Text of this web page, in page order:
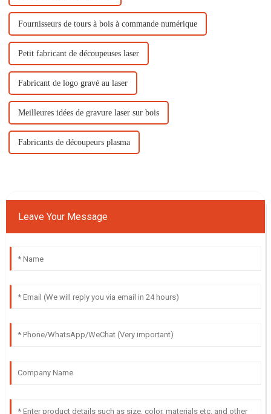
Fournisseurs de tours à bois à commande numérique
Petit fabricant de découpeuses laser
Fabricant de logo gravé au laser
Meilleures idées de gravure laser sur bois
Fabricants de découpeurs plasma
Leave Your Message